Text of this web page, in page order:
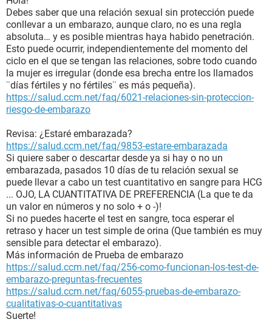
Debes saber que una relación sexual sin protección puede
conllevar a un embarazo, aunque claro, no es una regla
absoluta… y es posible mientras haya habido penetración.
Esto puede ocurrir, independientemente del momento del
ciclo en el que se tengan las relaciones, sobre todo cuando
la mujer es irregular (donde esa brecha entre los llamados
¨días fértiles y no fértiles¨ es más pequeña).
https://salud.ccm.net/faq/6021-relaciones-sin-proteccion-
riesgo-de-embarazo
Revisa: ¿Estaré embarazada?
https://salud.ccm.net/faq/9853-estare-embarazada
Si quiere saber o descartar desde ya si hay o no un
embarazada, pasados 10 días de tu relación sexual se
puede llevar a cabo un test cuantitativo en sangre para HCG
... OJO, LA CUANTITATIVA DE PREFERENCIA (La que te da
un valor en números y no solo + o -)!
Si no puedes hacerte el test en sangre, toca esperar el
retraso y hacer un test simple de orina (Que también es muy
sensible para detectar el embarazo).
Más información de Prueba de embarazo
https://salud.ccm.net/faq/256-como-funcionan-los-test-de-
embarazo-preguntas-frecuentes
https://salud.ccm.net/faq/6055-pruebas-de-embarazo-
cualitativas-o-cuantitativas
Suerte!